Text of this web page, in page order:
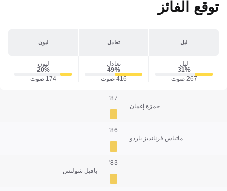
توقع الفائز
ليل تعادل ليون
ليل
31‎%‎
267 صوت
تعادل
49‎%‎
416 صوت
ليون
20‎%‎
174 صوت
حمزة إغمان
87'
ماتياس فرنانديز باردو
86'
بافيل شولتس
83'